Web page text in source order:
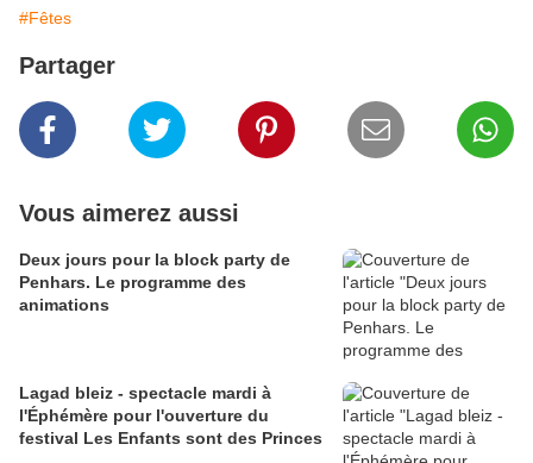
#Fêtes
Partager
Vous aimerez aussi
Deux jours pour la block party de
Penhars. Le programme des
animations
Lagad bleiz - spectacle mardi à
l'Éphémère pour l'ouverture du
festival Les Enfants sont des Princes